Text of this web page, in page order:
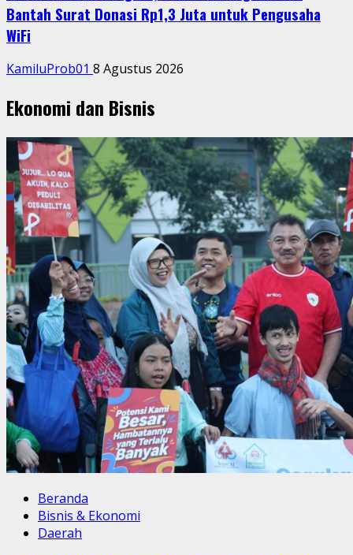
Bantah Surat Donasi Rp1,3 Juta untuk Pengusaha
WiFi
KamiluProb01 8 Agustus 2026
Ekonomi dan Bisnis
Beranda
Bisnis & Ekonomi
Daerah